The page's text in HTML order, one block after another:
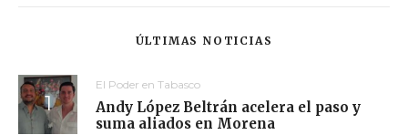
ÚLTIMAS NOTICIAS
El Poder en Tabasco
Andy López Beltrán acelera el paso y
suma aliados en Morena